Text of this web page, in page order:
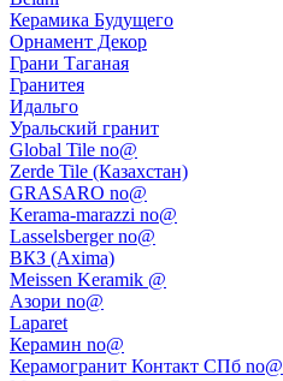
Керамика Будущего
Орнамент Декор
Грани Таганая
Гранитея
Идальго
Уральский гранит
Global Tile no@
Zerde Tile (Казахстан)
GRASARO no@
Kerama-marazzi no@
Lasselsberger no@
ВКЗ (Axima)
Meissen Keramik @
Азори no@
Laparet
Керамин no@
Керамогранит Контакт СПб no@